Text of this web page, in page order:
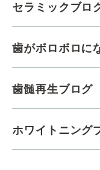
セラミックブロ
歯がボロボロに
歯髄再生ブログ
ホワイトニング